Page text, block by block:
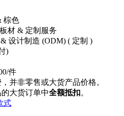
棕色
材 & 定制服务
设计制造 (ODM) ( 定制 )
)
件
并非零售或大货产品价格。
大货订单中全额抵扣。
式